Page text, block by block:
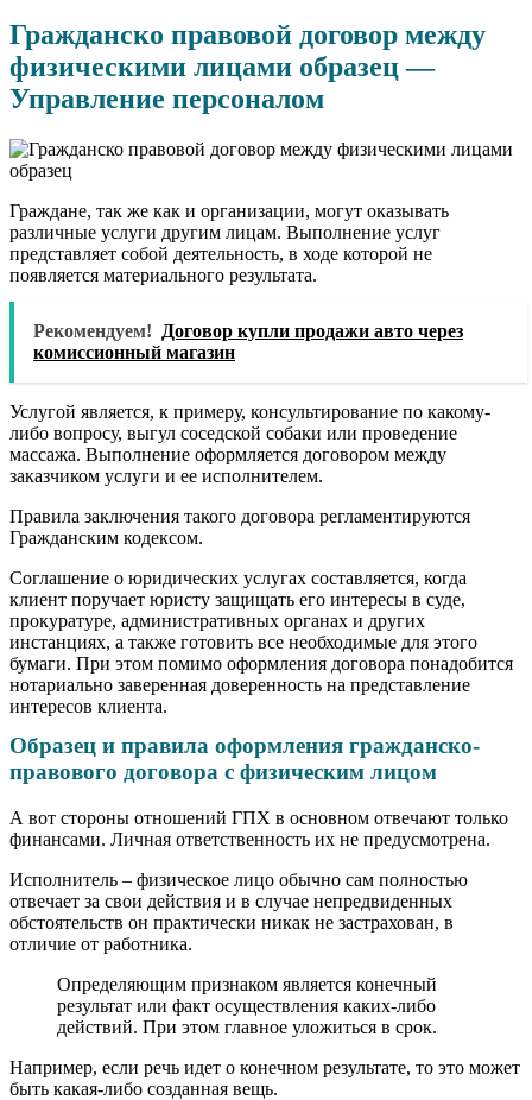
Гражданско правовой договор между
физическими лицами образец —
Управление персоналом
Граждане, так же как и организации, могут оказывать
различные услуги другим лицам. Выполнение услуг
представляет собой деятельность, в ходе которой не
появляется материального результата.
Рекомендуем!
Договор купли продажи авто через
комиссионный магазин
Услугой является, к примеру, консультирование по какому-
либо вопросу, выгул соседской собаки или проведение
массажа. Выполнение оформляется договором между
заказчиком услуги и ее исполнителем.
Правила заключения такого договора регламентируются
Гражданским кодексом.
Соглашение о юридических услугах составляется, когда
клиент поручает юристу защищать его интересы в суде,
прокуратуре, административных органах и других
инстанциях, а также готовить все необходимые для этого
бумаги. При этом помимо оформления договора понадобится
нотариально заверенная доверенность на представление
интересов клиента.
Образец и правила оформления гражданско-
правового договора с физическим лицом
А вот стороны отношений ГПХ в основном отвечают только
финансами. Личная ответственность их не предусмотрена.
Исполнитель – физическое лицо обычно сам полностью
отвечает за свои действия и в случае непредвиденных
обстоятельств он практически никак не застрахован, в
отличие от работника.
Определяющим признаком является конечный
результат или факт осуществления каких-либо
действий. При этом главное уложиться в срок.
Например, если речь идет о конечном результате, то это может
быть какая-либо созданная вещь.